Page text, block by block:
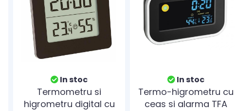
In stoc
Termometru si
higrometru digital cu
In stoc
Termo-higrometru cu
ceas si alarma TFA